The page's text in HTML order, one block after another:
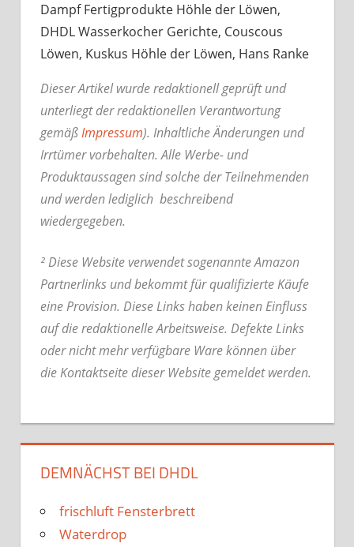
Dampf Fertigprodukte Höhle der Löwen,
DHDL Wasserkocher Gerichte, Couscous
Löwen, Kuskus Höhle der Löwen, Hans Ranke
Dieser Artikel wurde redaktionell geprüft und
unterliegt der redaktionellen Verantwortung
gemäßImpressum). Inhaltliche Änderungen und
Irrtümer vorbehalten. Alle Werbe- und
Produktaussagen sind solche der Teilnehmenden
und werden lediglich beschreibend
wiedergegeben.
² Diese Website verwendet sogenannte Amazon
Partnerlinks und bekommt für qualifizierte Käufe
eine Provision. Diese Links haben keinen Einfluss
auf die redaktionelle Arbeitsweise. Defekte Links
oder nicht mehr verfügbare Ware können über
die Kontaktseite dieser Website gemeldet werden.
DEMNÄCHST BEI DHDL
frischluft Fensterbrett
Waterdrop